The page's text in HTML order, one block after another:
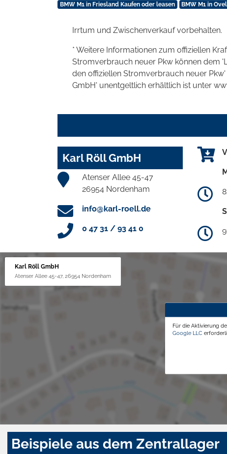
BMW M1 in Friesland Kaufen oder leasen BMW M1 in
Irrtum und Zwischenverkauf vorbehalten.
* Weitere Informationen zum offiziellen
Stromverbrauch neuer Pkw können dem
den offiziellen Stromverbrauch neuer
GmbH' unentgeltlich erhältlich ist unter
Karl Röll GmbH
Atenser Allee 45-47
26954 Nordenham
info@karl-roell.de
0 47 31 / 93 41 0
Karl Röll GmbH
Atenser Allee 45-47, 26954 Nordenham
Für die Aktivierung
Google LLC
Beispiele aus dem Zentrallager